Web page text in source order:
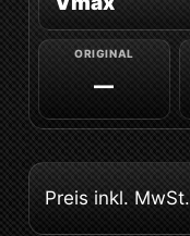
—
Preis inkl. MwSt.